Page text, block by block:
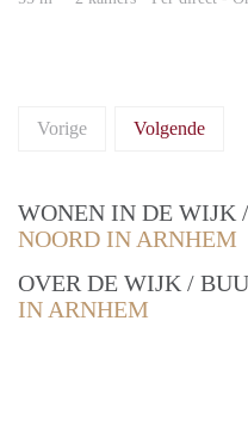
Vorige Volgende
WONEN IN DE WIJK
NOORD IN ARNHEM
OVER DE WIJK /
IN ARNHEM